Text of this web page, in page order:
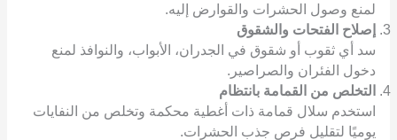
لمنع وصول الحشرات والقوارض إليه.
إصلاح الفتحات والشقوق
سد أي ثقوب أو شقوق في الجدران، الأبواب، والنوافذ لمنع
دخول الفئران والصراصير.
التخلص من القمامة بانتظام
استخدم سلال قمامة ذات أغطية محكمة وتخلص من النفايات
يوميًا لتقليل فرص جذب الحشرات.